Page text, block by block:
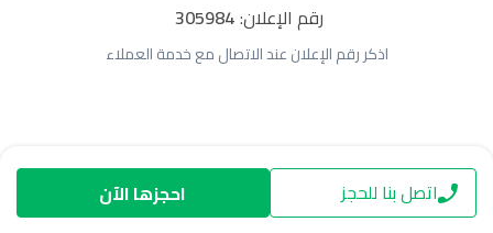
رقم الإعلان:305984
اذكر رقم الإعلان عند الاتصال مع خدمة العملاء
اتصل بنا للحجز احجزها الآن